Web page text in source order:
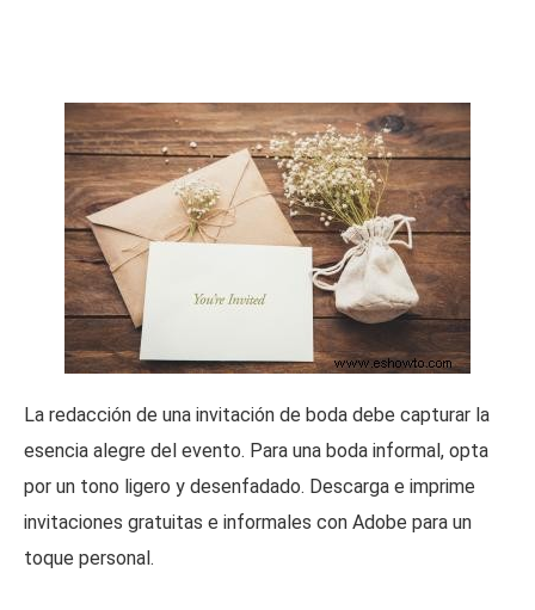
La redacción de una invitación de boda debe capturar la
esencia alegre del evento. Para una boda informal, opta
por un tono ligero y desenfadado. Descarga e imprime
invitaciones gratuitas e informales con Adobe para un
toque personal.